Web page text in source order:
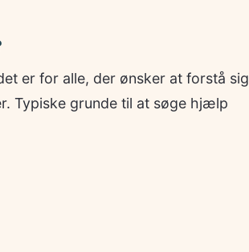
er for alle, der ønsker at forstå sig
Typiske grunde til at søge hjælp